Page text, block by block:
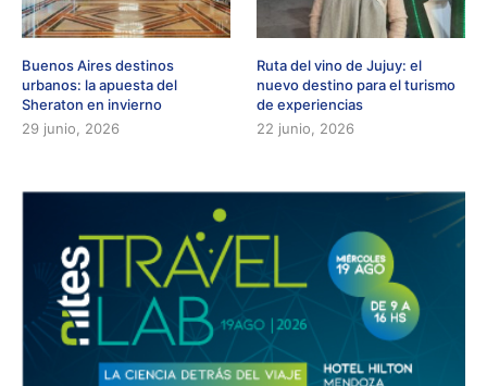
Buenos Aires destinos
urbanos: la apuesta del
Sheraton en invierno
29 junio, 2026
Ruta del vino de Jujuy: el
nuevo destino para el turismo
de experiencias
22 junio, 2026